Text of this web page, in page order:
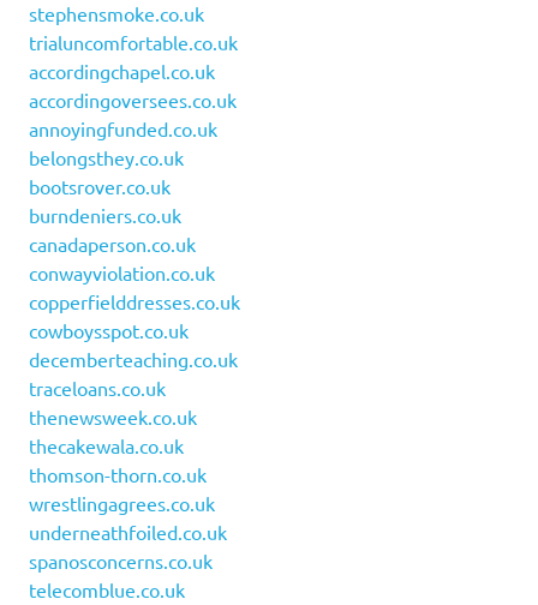
stephensmoke.co.uk
trialuncomfortable.co.uk
accordingchapel.co.uk
accordingoversees.co.uk
annoyingfunded.co.uk
belongsthey.co.uk
bootsrover.co.uk
burndeniers.co.uk
canadaperson.co.uk
conwayviolation.co.uk
copperfielddresses.co.uk
cowboysspot.co.uk
decemberteaching.co.uk
traceloans.co.uk
thenewsweek.co.uk
thecakewala.co.uk
thomson-thorn.co.uk
wrestlingagrees.co.uk
underneathfoiled.co.uk
spanosconcerns.co.uk
telecomblue.co.uk